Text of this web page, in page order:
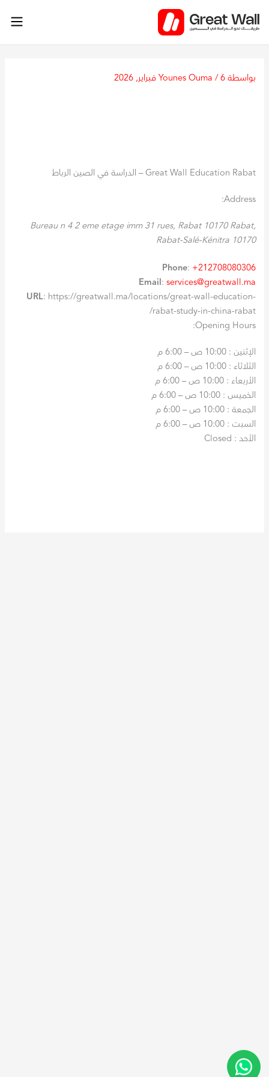
إلى
المحتوى
بواسطة Younes Ouma /6 فبراير, 2026
Great Wall Education Rabat – الدراسة في الصين الرباط
Address:
Bureau n 4 2 eme etage imm 31 rues, Rabat 10170 Rabat,
Rabat-Salé-Kénitra 10170
Phone: +212708080306
Email: services@greatwall.ma
URL: https://greatwall.ma/locations/great-wall-education-
rabat-study-in-china-rabat/
Opening Hours:
الإثنين :10:00 ص – 6:00 م
الثلاثاء :10:00 ص – 6:00 م
الأربعاء :10:00 ص – 6:00 م
الخميس :10:00 ص – 6:00 م
الجمعة :10:00 ص – 6:00 م
السبت :10:00 ص – 6:00 م
الأحد :
Closed